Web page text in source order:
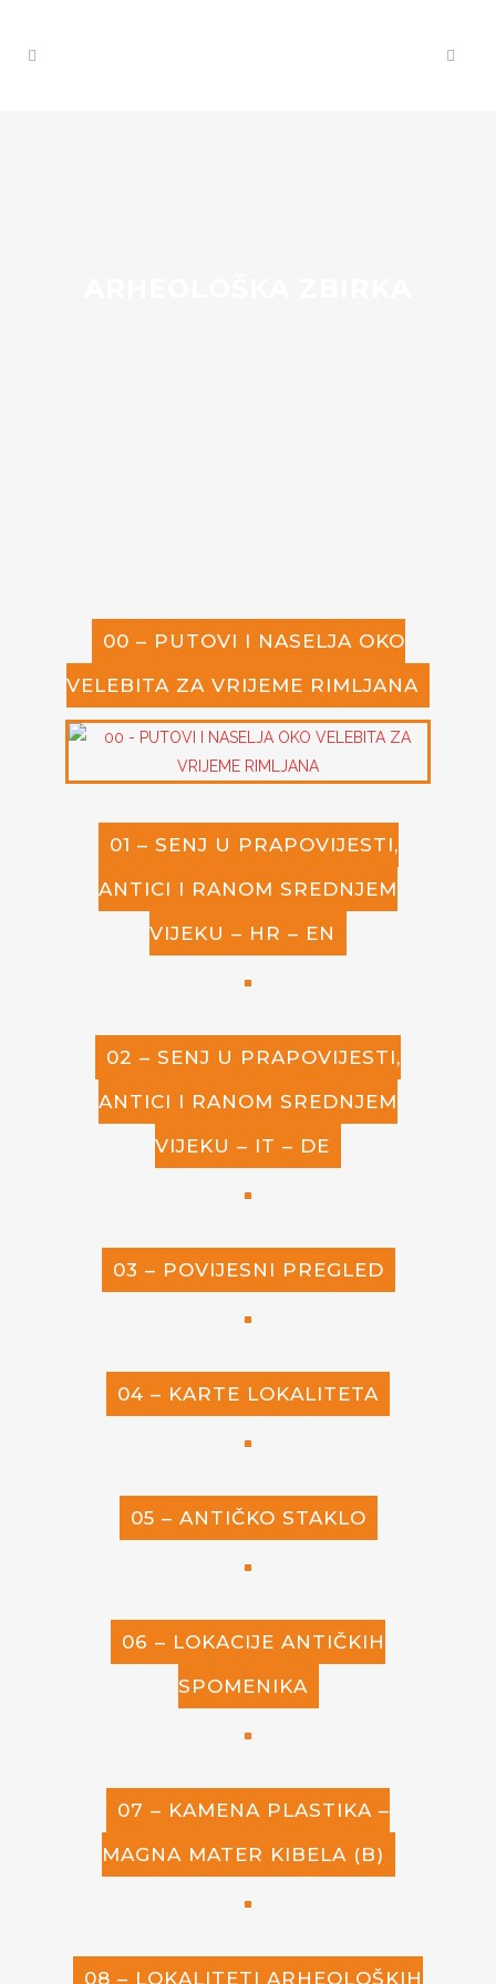
00 – PUTOVI I NASELJA OKO
VELEBITA ZA VRIJEME RIMLJANA
01 – SENJ U PRAPOVIJESTI,
ANTICI I RANOM SREDNJEM
VIJEKU – HR – EN
02 – SENJ U PRAPOVIJESTI,
ANTICI I RANOM SREDNJEM
VIJEKU – IT – DE
03 – POVIJESNI PREGLED
04 – KARTE LOKALITETA
05 – ANTIČKO STAKLO
06 – LOKACIJE ANTIČKIH
SPOMENIKA
07 – KAMENA PLASTIKA –
MAGNA MATER KIBELA (B)
08 – LOKALITETI ARHEOLOŠKIH